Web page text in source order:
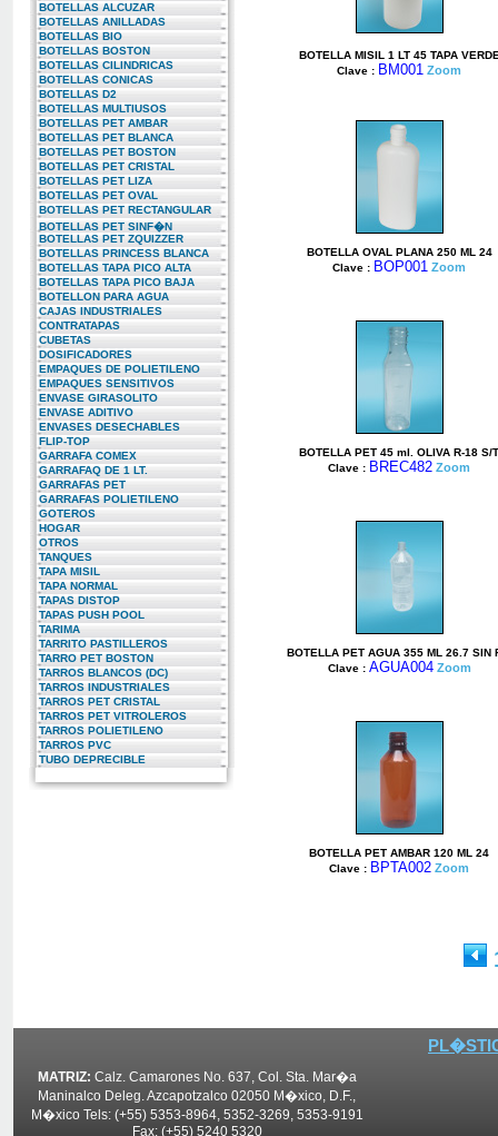
BOTELLAS ALCUZAR
BOTELLAS ANILLADAS
BOTELLAS BIO
BOTELLAS BOSTON
BOTELLAS CILINDRICAS
BOTELLAS CONICAS
BOTELLAS D2
BOTELLAS MULTIUSOS
BOTELLAS PET AMBAR
BOTELLAS PET BLANCA
BOTELLAS PET BOSTON
BOTELLAS PET CRISTAL
BOTELLAS PET LIZA
BOTELLAS PET OVAL
BOTELLAS PET RECTANGULAR
BOTELLAS PET SINF�N
BOTELLAS PET ZQUIZZER
BOTELLAS PRINCESS BLANCA
BOTELLAS TAPA PICO ALTA
BOTELLAS TAPA PICO BAJA
BOTELLON PARA AGUA
CAJAS INDUSTRIALES
CONTRATAPAS
CUBETAS
DOSIFICADORES
EMPAQUES DE POLIETILENO
EMPAQUES SENSITIVOS
ENVASE GIRASOLITO
ENVASE ADITIVO
ENVASES DESECHABLES
FLIP-TOP
GARRAFA COMEX
GARRAFAQ DE 1 LT.
GARRAFAS PET
GARRAFAS POLIETILENO
GOTEROS
HOGAR
OTROS
TANQUES
TAPA MISIL
TAPA NORMAL
TAPAS DISTOP
TAPAS PUSH POOL
TARIMA
TARRITO PASTILLEROS
TARRO PET BOSTON
TARROS BLANCOS (DC)
TARROS INDUSTRIALES
TARROS PET CRISTAL
TARROS PET VITROLEROS
TARROS POLIETILENO
TARROS PVC
TUBO DEPRECIBLE
BOTELLA MISIL 1 LT 45 TAPA
Clave : BM001 Zoom
BOTELLA OVAL PLANA 250 ML 24
Clave : BOP001 Zoom
BOTELLA PET 45 ml. OLIVA R-18 S/T
Clave : BREC482 Zoom
BOTELLA PET AGUA 355 ML 26.7 SIN
Clave : AGUA004 Zoom
BOTELLA PET AMBAR 120 ML 24
Clave : BPTA002 Zoom
MATRIZ: Calz. Camarones No. 637, Col. Sta. Mar�a
Maninalco Deleg. Azcapotzalco 02050 M�xico, D.F.,
M�xico Tels: (+55) 5353-8964, 5352-3269, 5353-9191
Fax: (+55) 5240 5320